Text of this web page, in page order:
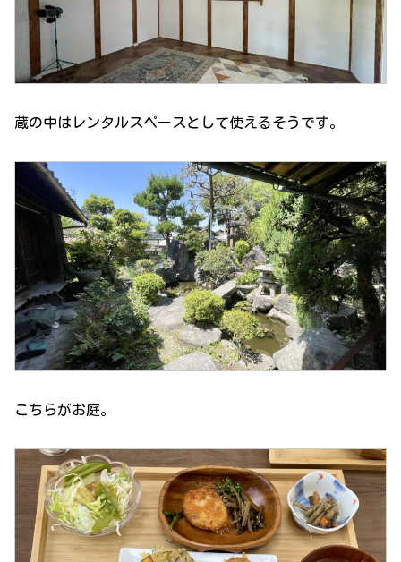
蔵の中はレンタルスペースとして使えるそうです。
こちらがお庭。